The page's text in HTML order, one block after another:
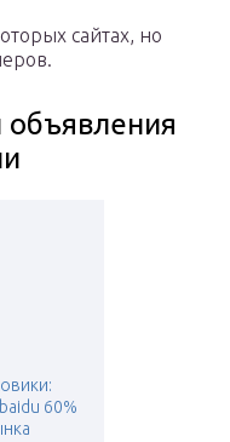
сайтах, но
объявления
60%